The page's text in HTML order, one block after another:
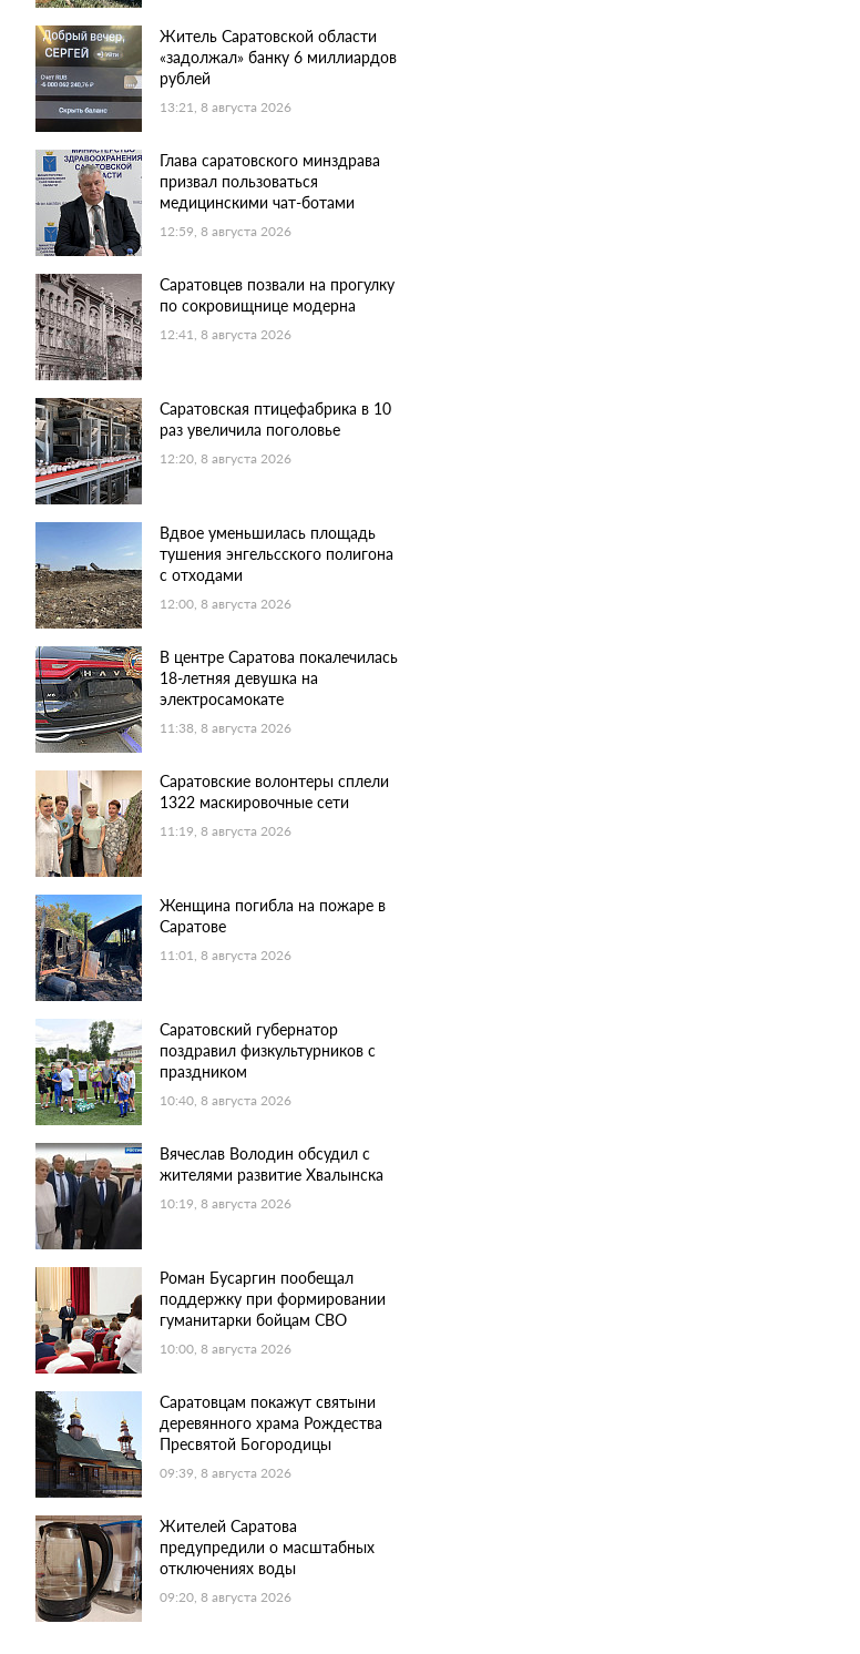
Житель Саратовской области
«задолжал» банку 6 миллиардов
рублей
13:21, 8 августа 2026
Глава саратовского минздрава
призвал пользоваться
медицинскими чат-ботами
12:59, 8 августа 2026
Саратовцев позвали на прогулку
по сокровищнице модерна
12:41, 8 августа 2026
Саратовская птицефабрика в 10
раз увеличила поголовье
12:20, 8 августа 2026
Вдвое уменьшилась площадь
тушения энгельсского полигона
с отходами
12:00, 8 августа 2026
В центре Саратова покалечилась
18-летняя девушка на
электросамокате
11:38, 8 августа 2026
Саратовские волонтеры сплели
1322 маскировочные сети
11:19, 8 августа 2026
Женщина погибла на пожаре в
Саратове
11:01, 8 августа 2026
Саратовский губернатор
поздравил физкультурников с
праздником
10:40, 8 августа 2026
Вячеслав Володин обсудил с
жителями развитие Хвалынска
10:19, 8 августа 2026
Роман Бусаргин пообещал
поддержку при формировании
гуманитарки бойцам СВО
10:00, 8 августа 2026
Саратовцам покажут святыни
деревянного храма Рождества
Пресвятой Богородицы
09:39, 8 августа 2026
Жителей Саратова
предупредили о масштабных
отключениях воды
09:20, 8 августа 2026